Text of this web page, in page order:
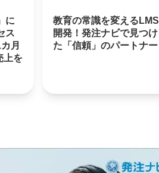
に
ス
月
上を
教育の常識を変えるLMS
開発！発注ナビで見つけ
た「信頼」のパートナー